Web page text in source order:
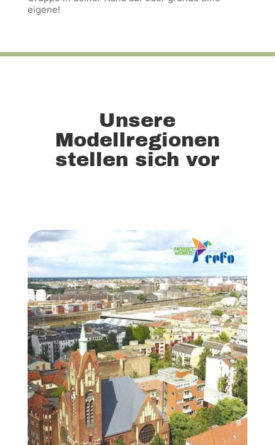
eigene!
Unsere
Modellregionen
stellen sich vor